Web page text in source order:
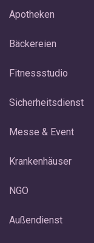
Apotheken
Bäckereien
Fitnessstudio
Sicherheitsdienst
Messe & Event
Krankenhäuser
NGO
Außendienst